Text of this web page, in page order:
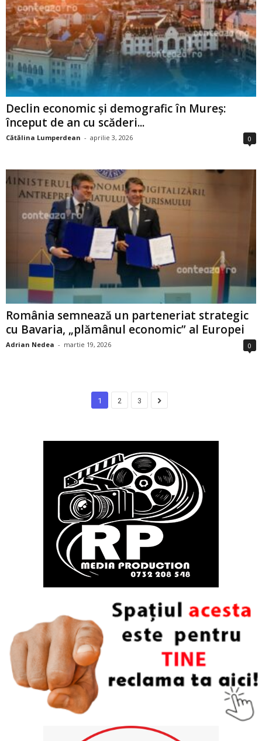
Declin economic și demografic în Mureș:
început de an cu scăderi...
Cătălina Lumperdean - aprilie 3, 2026 0
România semnează un parteneriat strategic
cu Bavaria, „plămânul economic” al Europei
Adrian Nedea - martie 19, 2026 0
1 2 3